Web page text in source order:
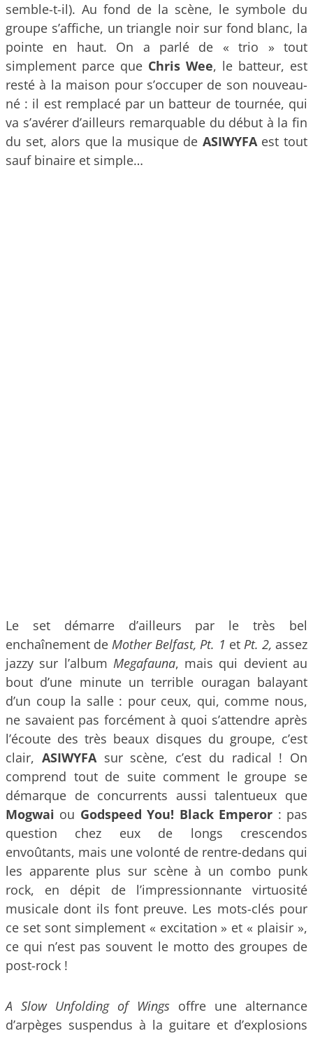
semble-t-il). Au fond de la scène, le symbole du
groupe s’affiche, un triangle noir sur fond blanc, la
pointe en haut. On a parlé de « trio » tout
simplement parce que Chris Wee, le batteur, est
resté à la maison pour s’occuper de son nouveau-
né : il est remplacé par un batteur de tournée, qui
va s’avérer d’ailleurs remarquable du début à la fin
du set, alors que la musique de ASIWYFAest tout
sauf binaire et simple…
Le set démarre d’ailleurs par le très bel
enchaînement deMother Belfast, Pt. 1 et Pt. 2,assez
jazzy sur l’album Megafauna, mais qui devient au
bout d’une minute un terrible ouragan balayant
d’un coup la salle : pour ceux, qui, comme nous,
ne savaient pas forcément à quoi s’attendre après
l’écoute des très beaux disques du groupe, c’est
clair, ASIWYFAsur scène, c’est du radical ! On
comprend tout de suite comment le groupe se
démarque de concurrents aussi talentueux que
Mogwai ou Godspeed You! Black Emperor : pas
question chez eux de longs crescendos
envoûtants, mais une volonté de rentre-dedans qui
les apparente plus sur scène à un combo punk
rock, en dépit de l’impressionnante virtuosité
musicale dont ils font preuve. Les mots-clés pour
ce set sont simplement « excitation » et « plaisir »,
ce qui n’est pas souvent le motto des groupes de
post-rock !
A Slow Unfolding of Wings offre une alternance
d’arpèges suspendus à la guitare et d’explosions